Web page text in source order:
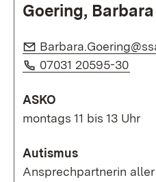
Goering, Barbara
E-Mail:
Telefon:
07031 20595-30
ASKO
montags 11 bis 13 Uhr
Autismus
Ansprechpartnerin